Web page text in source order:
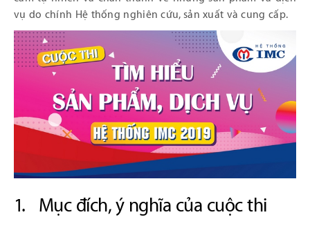
vụ do chính Hệ thống nghiên cứu, sản xuất và cung cấp.
1. Mục đích, ý nghĩa của cuộc thi